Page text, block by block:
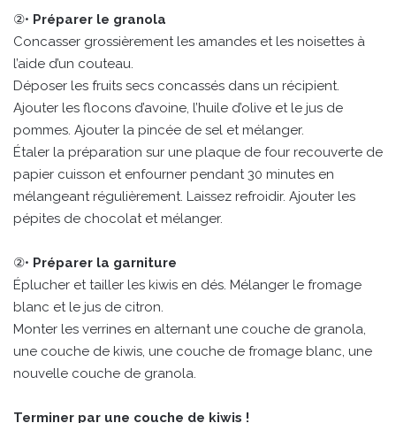
②• Préparer le granola
Concasser grossièrement les amandes et les noisettes à
l’aide d’un couteau.
Déposer les fruits secs concassés dans un récipient.
Ajouter les flocons d’avoine, l’huile d’olive et le jus de
pommes. Ajouter la pincée de sel et mélanger.
Étaler la préparation sur une plaque de four recouverte de
papier cuisson et enfourner pendant 30 minutes en
mélangeant régulièrement. Laissez refroidir. Ajouter les
pépites de chocolat et mélanger.
②• Préparer la garniture
Éplucher et tailler les kiwis en dés. Mélanger le fromage
blanc et le jus de citron.
Monter les verrines en alternant une couche de granola,
une couche de kiwis, une couche de fromage blanc, une
nouvelle couche de granola.
Terminer par une couche de kiwis !